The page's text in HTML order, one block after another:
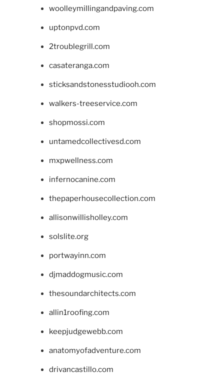
woolleymillingandpaving.com
uptonpvd.com
2troublegrill.com
casateranga.com
sticksandstonesstudiooh.com
walkers-treeservice.com
shopmossi.com
untamedcollectivesd.com
mxpwellness.com
infernocanine.com
thepaperhousecollection.com
allisonwillisholley.com
solslite.org
portwayinn.com
djmaddogmusic.com
thesoundarchitects.com
allin1roofing.com
keepjudgewebb.com
anatomyofadventure.com
drivancastillo.com